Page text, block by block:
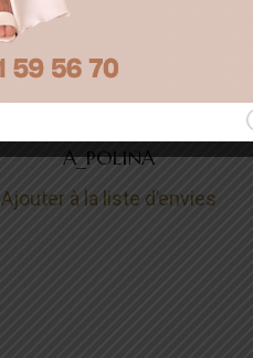
A_POLINA
Ajouter à la liste d’envies